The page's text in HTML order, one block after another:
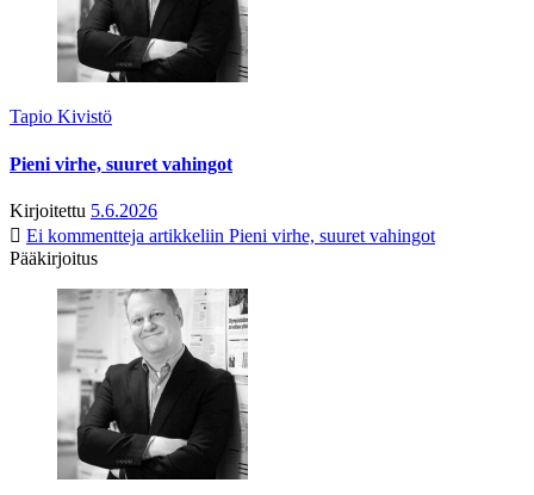
Tapio Kivistö
Pieni virhe, suuret vahingot
Kirjoitettu 5.6.2026
Ei kommentteja artikkeliin Pieni virhe, suuret vahingot
Pääkirjoitus